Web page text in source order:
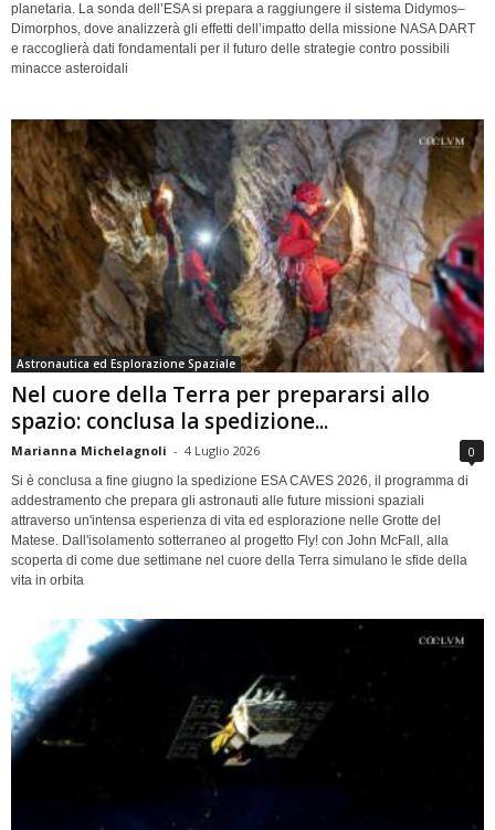
planetaria. La sonda dell’ESA si prepara a raggiungere il sistema Didymos–
Dimorphos, dove analizzerà gli effetti dell’impatto della missione NASA DART
e raccoglierà dati fondamentali per il futuro delle strategie contro possibili
minacce asteroidali
Astronautica ed Esplorazione Spaziale
Nel cuore della Terra per prepararsi allo
spazio: conclusa la spedizione...
Marianna Michelagnoli - 4 Luglio 2026 0
Si è conclusa a fine giugno la spedizione ESA CAVES 2026, il programma di
addestramento che prepara gli astronauti alle future missioni spaziali
attraverso un'intensa esperienza di vita ed esplorazione nelle Grotte del
Matese. Dall'isolamento sotterraneo al progetto Fly! con John McFall, alla
scoperta di come due settimane nel cuore della Terra simulano le sfide della
vita in orbita